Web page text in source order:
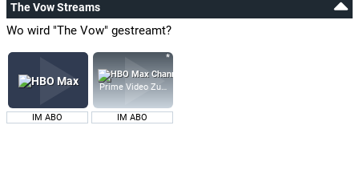
The Vow Streams
Wo wird "The Vow" gestreamt?
IM ABO
Prime Video Zusatz-Kanäle
IM ABO